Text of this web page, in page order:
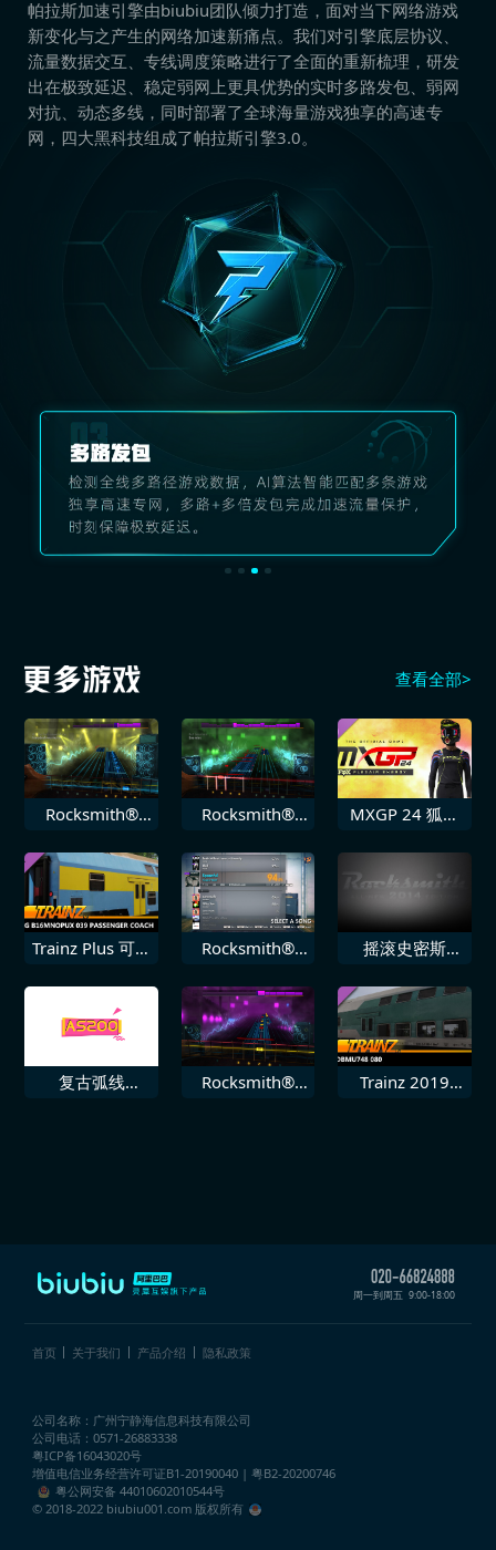
帕拉斯加速引擎由biubiu团队倾力打造，面对当下网络游戏
新变化与之产生的网络加速新痛点。我们对引擎底层协议、
流量数据交互、专线调度策略进行了全面的重新梳理，研发
出在极致延迟、稳定弱网上更具优势的实时多路发包、弱网
对抗、动态多线，同时部署了全球海量游戏独享的高速专
网，四大黑科技组成了帕拉斯引擎3.0。
查看全部>
Rocksmith®
Rocksmith®
敌人
MXGP 24 狐狸
Trainz Plus 可下
B16mnopux
Rocksmith®
Wolf 一勺药
摇滚史密斯
落回原点
复古弧线
Rocksmith®
Trainz 2019
周一到周五 9:00-18:00
首页 关于我们 产品介绍 隐私政策
公司名称：广州宁静海信息科技有限公司
公司电话：0571-26883338
粤ICP备16043020号
增值电信业务经营许可证B1-20190040 | 粤B2-20200746
粤公网安备 44010602010544号
© 2018-2022 biubiu001.com 版权所有